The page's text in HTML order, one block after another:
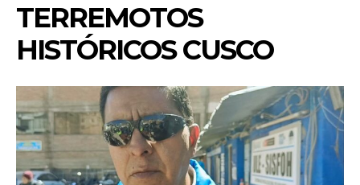
TERREMOTOS
HISTÓRICOS CUSCO